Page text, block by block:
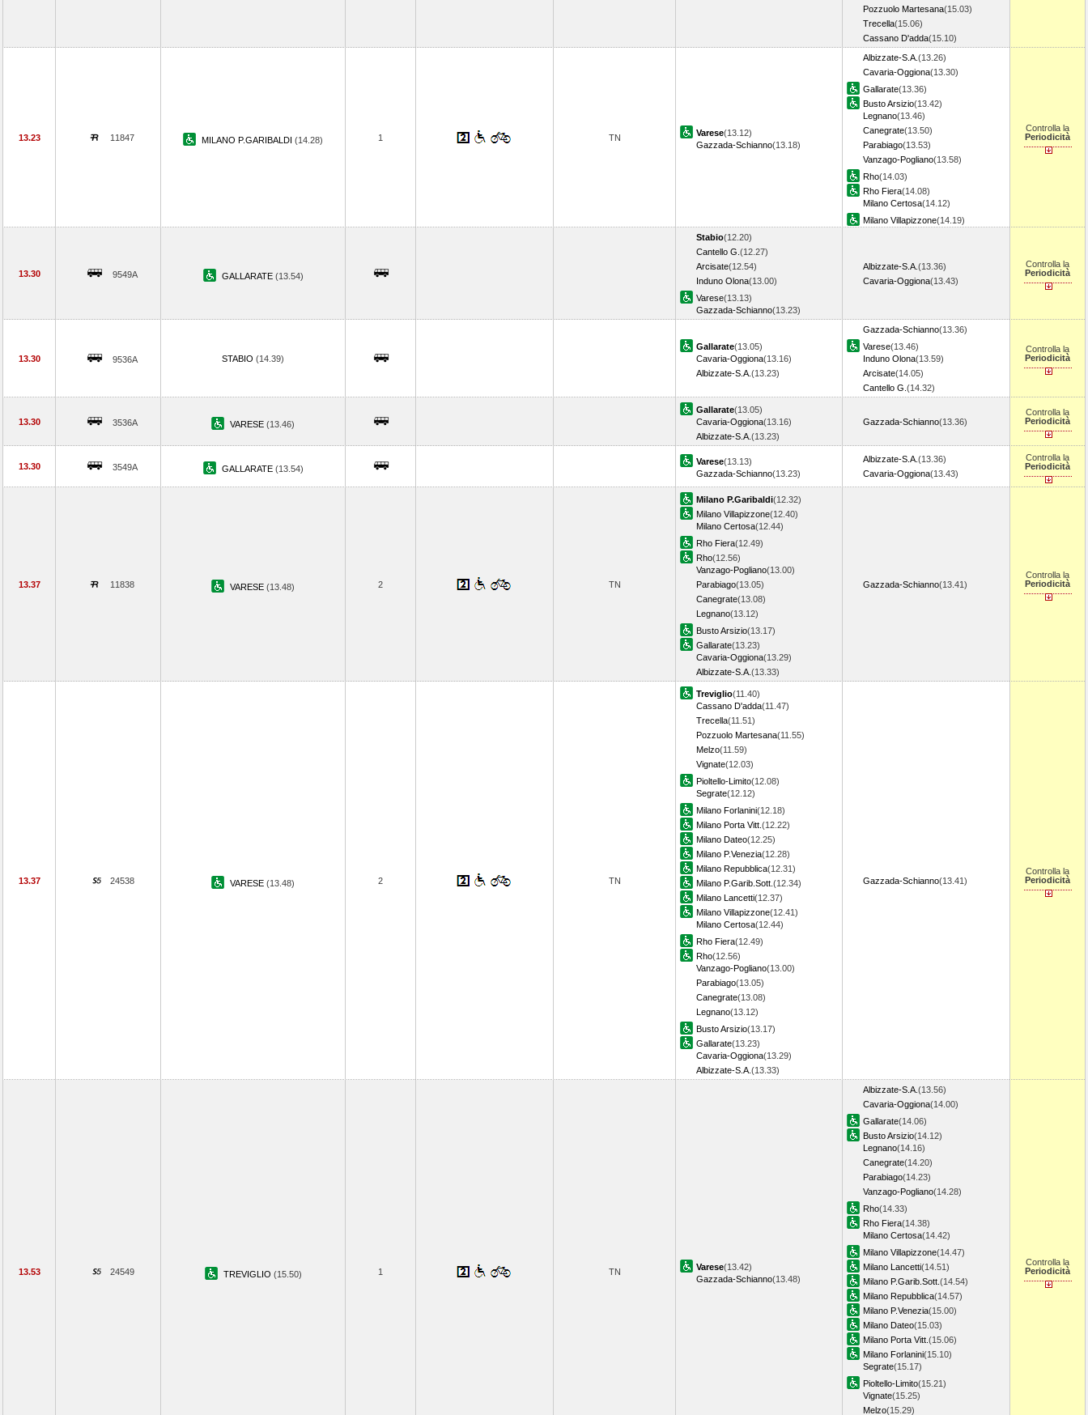
Pozzuolo Martesana(15.03)
Trecella(15.06)
Cassano D'adda(15.10)
13.23 11847 MILANO P.GARIBALDI (14.28) 1 TN Varese(13.12)
Gazzada-Schianno(13.18)
Albizzate-S.A. (13.26)
Cavaria-Oggiona(13.30)
Gallarate(13.36)
Busto Arsizio(13.42)
Legnano(13.46)
Canegrate(13.50)
Parabiago(13.53)
Vanzago-Pogliano(13.58)
Rho(14.03)
Rho Fiera(14.08)
Milano Certosa(14.12)
Milano Villapizzone(14.19)
Controlla la
Periodicità
13.30 9549A GALLARATE (13.54)
Stabio(12.20)
Cantello G. (12.27)
Arcisate(12.54)
Induno Olona(13.00)
Varese(13.13)
Gazzada-Schianno(13.23)
Albizzate-S.A. (13.36)
Cavaria-Oggiona(13.43)
Controlla la
Periodicità
13.30 9536A STABIO (14.39)
Gallarate(13.05)
Cavaria-Oggiona(13.16)
Albizzate-S.A. (13.23)
Gazzada-Schianno(13.36)
Varese(13.46)
Induno Olona(13.59)
Arcisate(14.05)
Cantello G. (14.32)
Controlla la
Periodicità
13.30 3536A VARESE (13.46)
Gallarate(13.05)
Cavaria-Oggiona(13.16)
Albizzate-S.A. (13.23)
Gazzada-Schianno(13.36)
Controlla la
Periodicità
13.30 3549A GALLARATE (13.54)
Varese(13.13)
Gazzada-Schianno(13.23)
Albizzate-S.A. (13.36)
Cavaria-Oggiona(13.43)
Controlla la
Periodicità
13.37 11838 VARESE (13.48) 2 TN
Milano P.Garibaldi(12.32)
Milano Villapizzone(12.40)
Milano Certosa(12.44)
Rho Fiera(12.49)
Rho(12.56)
Vanzago-Pogliano(13.00)
Parabiago(13.05)
Canegrate(13.08)
Legnano(13.12)
Busto Arsizio(13.17)
Gallarate(13.23)
Cavaria-Oggiona(13.29)
Albizzate-S.A. (13.33)
Gazzada-Schianno(13.41)
Controlla la
Periodicità
13.37 24538 VARESE (13.48) 2 TN
Treviglio(11.40)
Cassano D'adda(11.47)
Trecella(11.51)
Pozzuolo Martesana(11.55)
Melzo(11.59)
Vignate(12.03)
Pioltello-Limito(12.08)
Segrate(12.12)
Milano Forlanini(12.18)
Milano Porta Vitt. (12.22)
Milano Dateo(12.25)
Milano P.Venezia(12.28)
Milano Repubblica(12.31)
Milano P.Garib.Sott. (12.34)
Milano Lancetti(12.37)
Milano Villapizzone(12.41)
Milano Certosa(12.44)
Rho Fiera(12.49)
Rho(12.56)
Vanzago-Pogliano(13.00)
Parabiago(13.05)
Canegrate(13.08)
Legnano(13.12)
Busto Arsizio(13.17)
Gallarate(13.23)
Cavaria-Oggiona(13.29)
Albizzate-S.A. (13.33)
Gazzada-Schianno(13.41)
Controlla la
Periodicità
13.53 24549 TREVIGLIO (15.50) 1 TN Varese(13.42)
Gazzada-Schianno(13.48)
Albizzate-S.A. (13.56)
Cavaria-Oggiona(14.00)
Gallarate(14.06)
Busto Arsizio(14.12)
Legnano(14.16)
Canegrate(14.20)
Parabiago(14.23)
Vanzago-Pogliano(14.28)
Rho(14.33)
Rho Fiera(14.38)
Milano Certosa(14.42)
Milano Villapizzone(14.47)
Milano Lancetti(14.51)
Milano P.Garib.Sott. (14.54)
Milano Repubblica(14.57)
Milano P.Venezia(15.00)
Milano Dateo(15.03)
Milano Porta Vitt. (15.06)
Milano Forlanini(15.10)
Segrate(15.17)
Pioltello-Limito(15.21)
Vignate(15.25)
Melzo(15.29)
Controlla la
Periodicità